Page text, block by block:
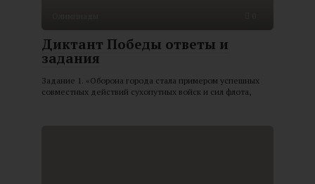
Диктант Победы ответы и
задания
Задание 1. «Оборона города стала примером успешных
совместных действий сухопутных войск и сил флота,